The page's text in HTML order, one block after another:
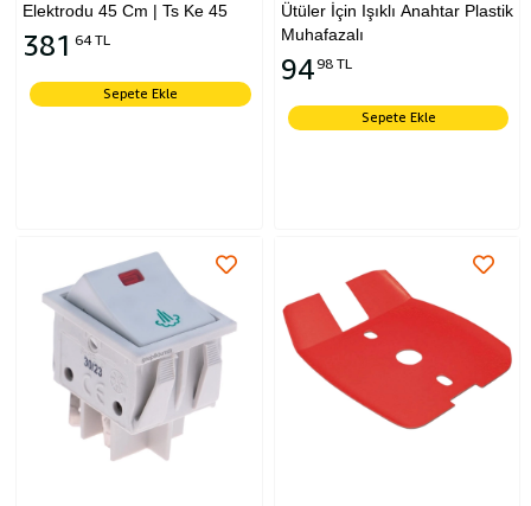
Elektrodu 45 Cm | Ts Ke 45
381 64 TL
Sepete Ekle
Ütüler İçin Işıklı Anahtar Plastik
Muhafazalı
9498 TL
Sepete Ekle